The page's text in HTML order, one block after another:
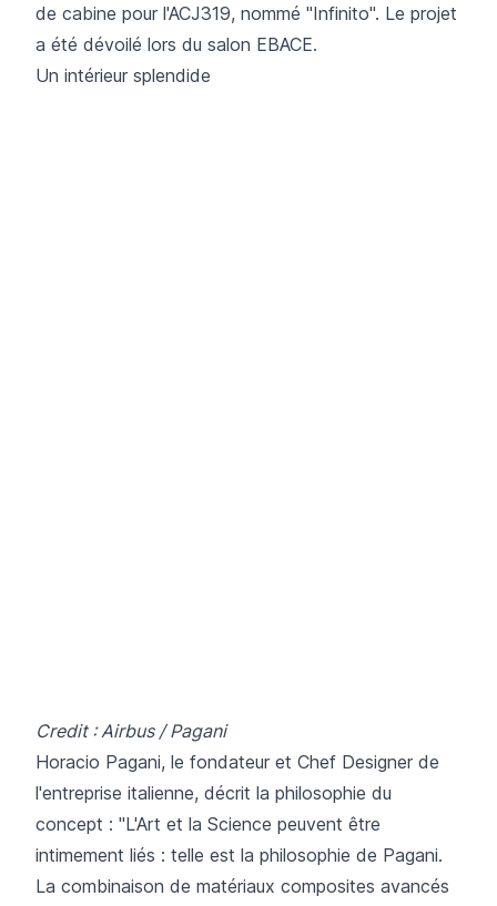
de cabine pour l'ACJ319, nommé "Infinito". Le projet
a été dévoilé lors du salon EBACE.
Un intérieur splendide
Credit : Airbus / Pagani
Horacio Pagani, le fondateur et Chef Designer de
l'entreprise italienne, décrit la philosophie du
concept : "L'Art et la Science peuvent être
intimement liés : telle est la philosophie de Pagani.
La combinaison de matériaux composites avancés